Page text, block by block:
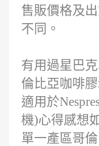
售販價格及
不同。
有用過星巴
倫比亞咖啡
適用於
機)心得感想
單一產區哥